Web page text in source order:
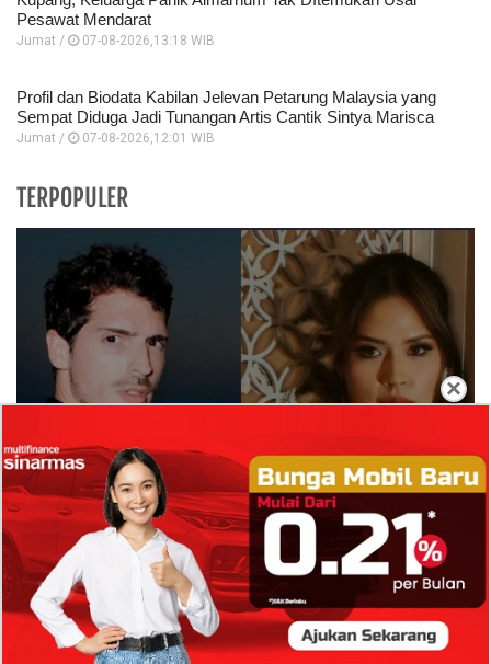
×
Pesawat Mendarat
Jumat / 07-08-2026,13:18 WIB
Profil dan Biodata Kabilan Jelevan Petarung Malaysia yang
Sempat Diduga Jadi Tunangan Artis Cantik Sintya Marisca
Jumat / 07-08-2026,12:01 WIB
TERPOPULER
Isi Komentar Raisa Andriana di TikTok Mathis
Molinie Terkuak, Diduga jadi Isyarat Go
Publik?
Profil Biodata Mathis Molinié, Chef Prancis Pacar
Baru Raisa Andriana yang Kini Resmi Go Publik?
Sumber Penghasilan Asila Maisa Apa Saja? Dituding